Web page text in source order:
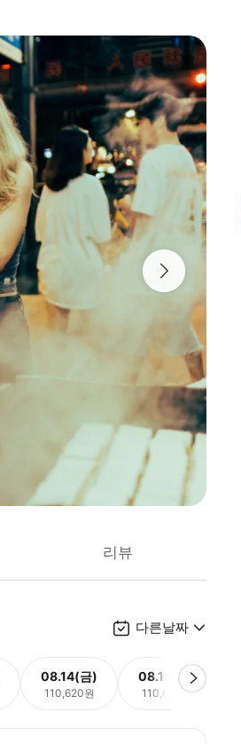
리뷰
다른날짜
08.14(금)
110,620원
08.15(토)
110,620원